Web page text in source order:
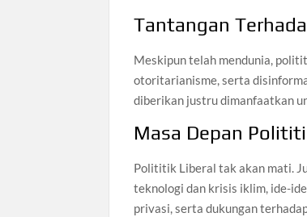
Tantangan
Meskipun telah mendunia,
otoritarianisme, serta
diberikan justru dimanfaatkan
Masa Depan
Polititik Liberal tak akan mati.
teknologi dan krisis iklim, ide-
privasi, serta dukungan